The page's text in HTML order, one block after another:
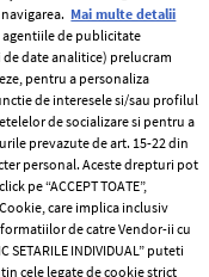
si conditii
de
de cookies
Mai multe detalii
agentiile de publicitate
date analitice) prelucram
pentru a personaliza
de interesele si/sau profilul
de socializare si pentru a
prevazute de art. 15-22 din
personal. Aceste drepturi pot
pe “ACCEPT TOATE”,
care implica inclusiv
de catre Vendor-ii cu
SETARILE INDIVIDUAL” puteti
cele legate de cookie strict